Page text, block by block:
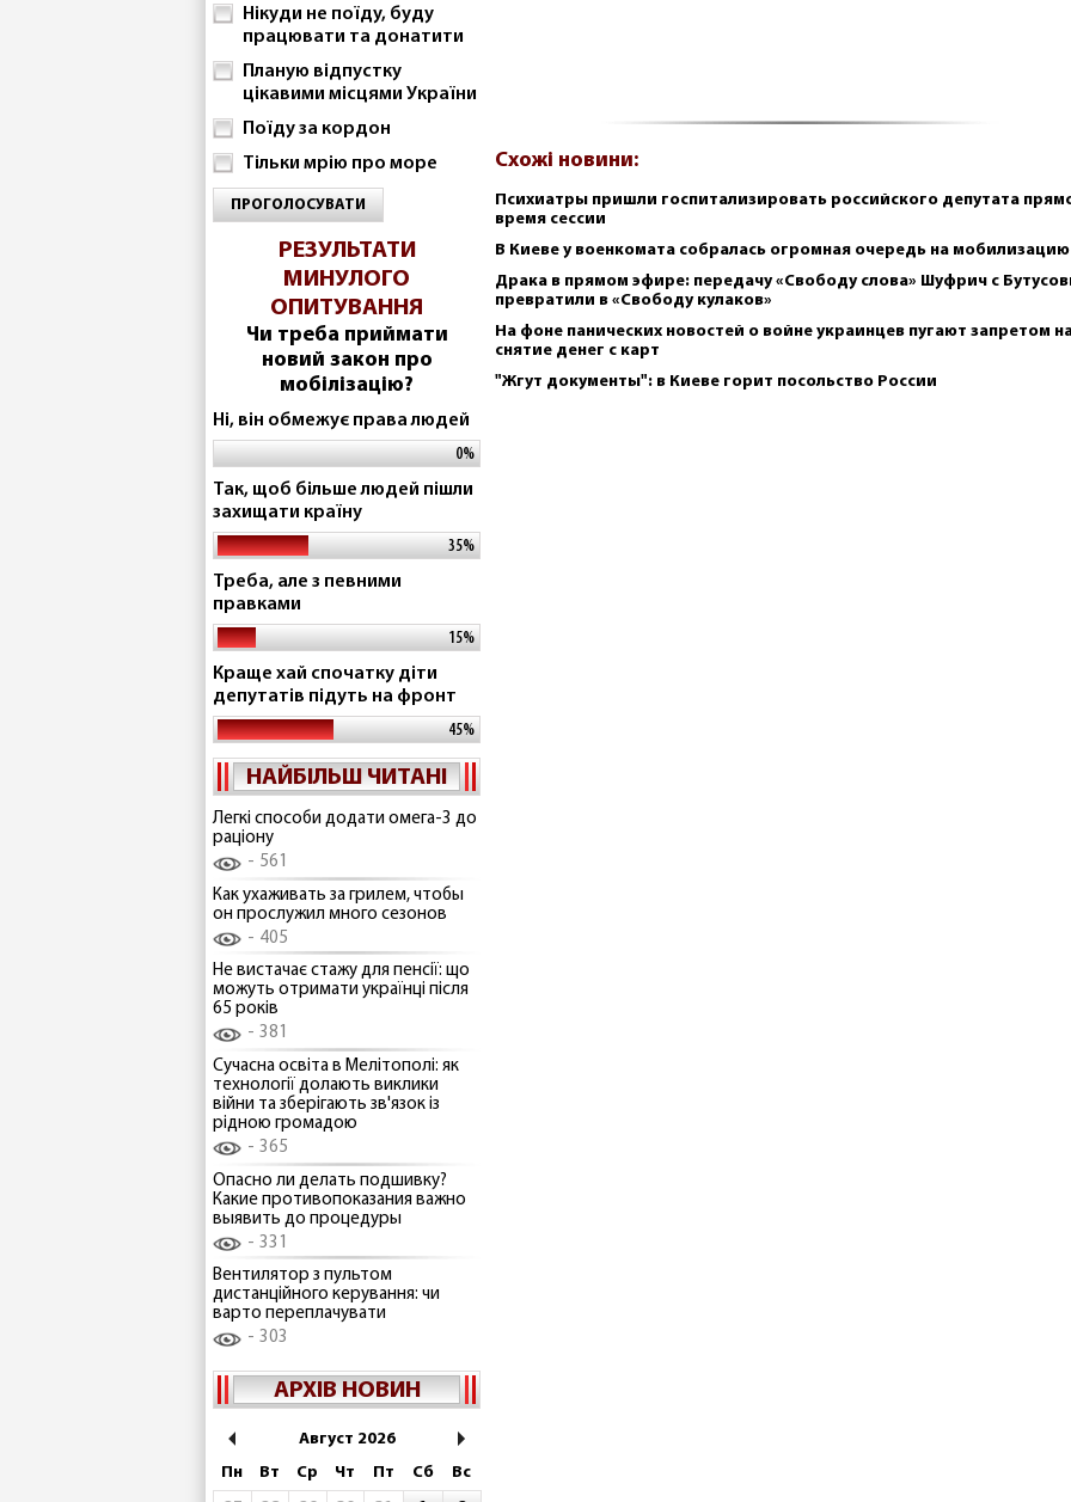
Нікуди не поїду, буду
працювати та донатити
Планую відпустку
цікавими місцями України
Поїду за кордон
Тільки мрію про море
ПРОГОЛОСУВАТИ
РЕЗУЛЬТАТИ
МИНУЛОГО
ОПИТУВАННЯ
Чи треба приймати
новий закон про
мобілізацію?
Ні, він обмежує права людей
0%
Так, щоб більше людей пішли
захищати країну
35%
Треба, але з певними
правками
15%
Краще хай спочатку діти
депутатів підуть на фронт
45%
НАЙБІЛЬШ ЧИТАНІ
Легкі способи додати омега-3 до
раціону
561
Как ухаживать за грилем, чтобы
он прослужил много сезонов
405
Не вистачає стажу для пенсії: що
можуть отримати українці після
65 років
381
Сучасна освіта в Мелітополі: як
технології долають виклики
війни та зберігають зв'язок із
рідною громадою
365
Опасно ли делать подшивку?
Какие противопоказания важно
выявить до процедуры
331
Вентилятор з пультом
дистанційного керування: чи
варто переплачувати
303
АРХІВ НОВИН
Август 2026
Пн
Вт Ср Чт Пт Сб
Вс
Схожі новини:
Психиатры пришли госпитализировать российского депутата
время сессии
В Киеве у военкомата собралась огромная очередь на мобилизацию
Драка в прямом эфире: передачу «Свободу слова» Шуфрич с
превратили в «Свободу кулаков»
На фоне панических новостей о войне украинцев пугают запретом
снятие денег с карт
"Жгут документы": в Киеве горит посольство России